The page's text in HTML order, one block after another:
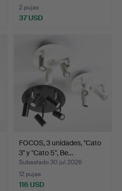
2 pujas
37 USD
FOCOS, 3 unidades, "Cato
3" y "Cato 5", Be…
Subastado 30 jul 2026
12 pujas
116 USD